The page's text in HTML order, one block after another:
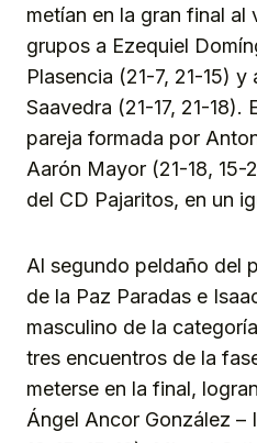
metían en la gran final al
grupos a Ezequiel
Plasencia (21-7, 21-15)
Saavedra (21-17, 21-18).
pareja formada por
Aarón Mayor (21-18, 15-
del CD Pajaritos, en un
Al segundo peldaño del
de la Paz Paradas e
masculino de la
tres encuentros de la
meterse en la final,
Ángel Ancor González –